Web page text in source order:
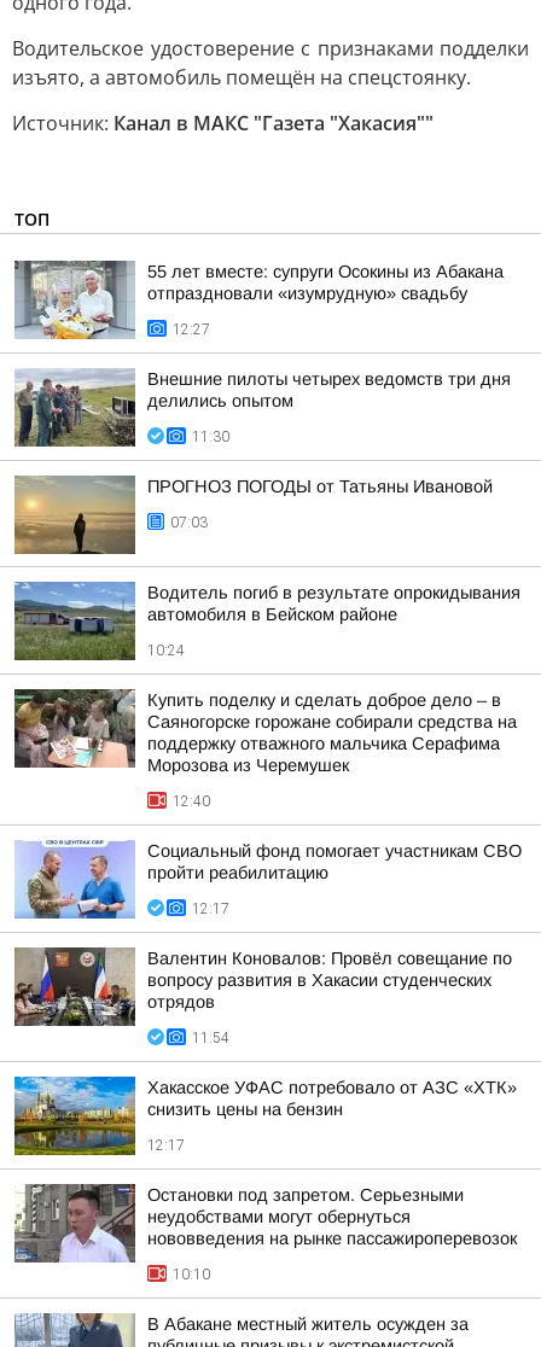
Водительское удостоверение с признаками подделки
изъято, а автомобиль помещён на спецстоянку.
Источник: Канал в МАКС "Газета "Хакасия""
ТОП
55 лет вместе: супруги Осокины из Абакана
отпраздновали «изумрудную» свадьбу
12:27
Внешние пилоты четырех ведомств три дня
делились опытом
11:30
ПРОГНОЗ ПОГОДЫ от Татьяны Ивановой
07:03
Водитель погиб в результате опрокидывания
автомобиля в Бейском районе
10:24
Купить поделку и сделать доброе дело – в
Саяногорске горожане собирали средства на
поддержку отважного мальчика Серафима
Морозова из Черемушек
12:40
Социальный фонд помогает участникам СВО
пройти реабилитацию
12:17
Валентин Коновалов: Провёл совещание по
вопросу развития в Хакасии студенческих
отрядов
11:54
Хакасское УФАС потребовало от АЗС «ХТК»
снизить цены на бензин
12:17
Остановки под запретом. Серьезными
неудобствами могут обернуться
нововведения на рынке пассажироперевозок
10:10
В Абакане местный житель осужден за